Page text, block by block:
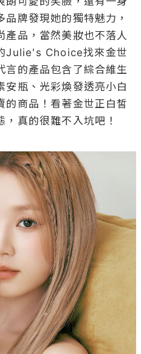
牌發現她的獨特魅力，
產品，當然美妝也不落人
Julie's Choice找來金世
言的產品包含了綜合維生
安瓶、光彩煥發透亮小白
的商品！看著金世正白皙
真的很難不入坑吧！